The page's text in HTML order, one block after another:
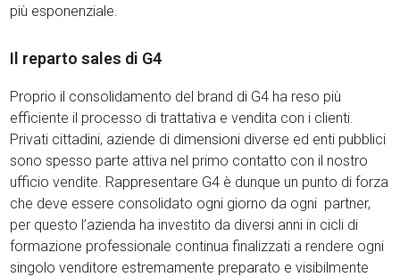
più esponenziale.
Il reparto sales di G4
Proprio il consolidamento del brand di G4 ha reso più
efficiente il processo di trattativa e vendita con i clienti.
Privati cittadini, aziende di dimensioni diverse ed enti pubblici
sono spesso parte attiva nel primo contatto con il nostro
ufficio vendite. Rappresentare G4 è dunque un punto di forza
che deve essere consolidato ogni giorno da ogni partner,
per questo l’azienda ha investito da diversi anni in cicli di
formazione professionale continua finalizzati a rendere ogni
singolo venditore estremamente preparato e visibilmente